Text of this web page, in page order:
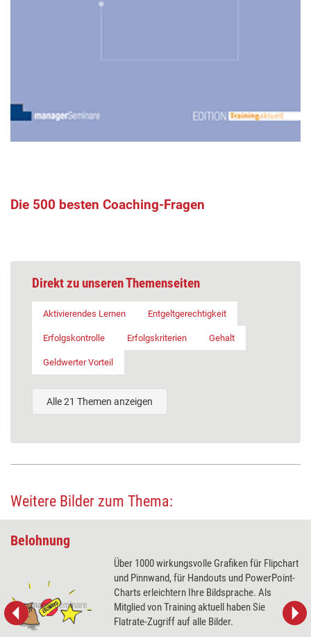
Die 500 besten Coaching-Fragen
Direkt zu unseren Themenseiten
Aktivierendes Lernen Entgeltgerechtigkeit
Erfolgskontrolle Erfolgskriterien Gehalt
Geldwerter Vorteil
Alle 21 Themen anzeigen
Weitere Bilder zum Thema:
Belohnung
Über 1000 wirkungsvolle Grafiken für Flipchart
und Pinnwand, für Handouts und PowerPoint-
Charts erleichtern Ihre Bildsprache. Als
Mitglied von Training aktuell haben Sie
Flatrate-Zugriff auf alle Bilder.